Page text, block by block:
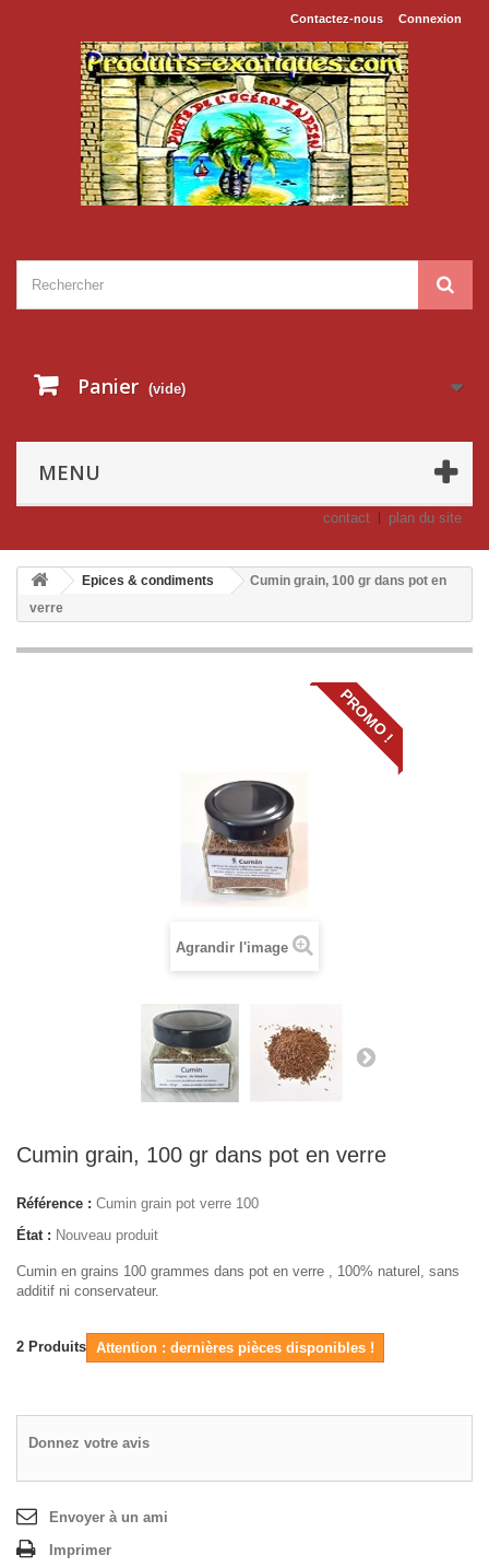
Connexion
Contactez-nous
Panier (vide)
MENU
contact plan du site
Epices & condiments
Cumin grain, 100 gr dans pot en
verre
PROMO !
Agrandir l'image
Cumin grain, 100 gr dans pot en verre
Référence : Cumin grain pot verre 100
État : Nouveau produit
Cumin en grains 100 grammes dans pot en verre , 100% naturel, sans
additif ni conservateur.
2 Produits Attention : dernières pièces disponibles !
Donnez votre avis
Envoyer à un ami
Imprimer